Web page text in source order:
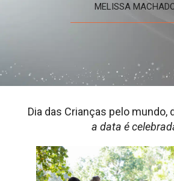
MELISSA
Dia das Crianças pelo mundo,
a data é